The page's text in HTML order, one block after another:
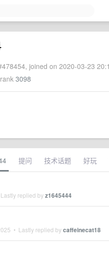
joined on 2020-03-23
3098
提问 技术话题 好玩
replied byz1645444
• Lastly replied bycaffeinecat18